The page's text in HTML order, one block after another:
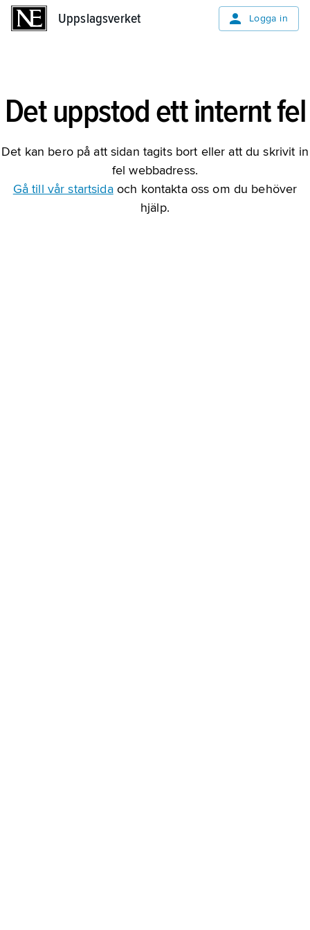
Uppslagsverket Logga in
Det uppstod ett internt fel
Det kan bero på att sidan tagits bort eller att du skrivit in
fel webbadress.
Gå till vår startsidaoch kontakta oss om du behöver
hjälp.